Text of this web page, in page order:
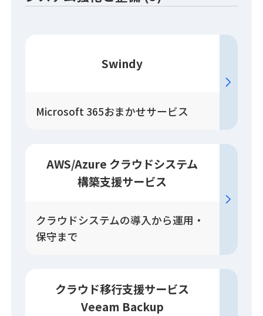
Swindy
Microsoft 365おまかせサービス
AWS/Azure クラウドシステム
構築支援サービス
クラウドシステムの導入から運用・
保守まで
クラウド移行支援サービス
Veeam Backup